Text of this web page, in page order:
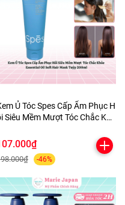
Ủ Tóc Spes Cấp Ẩm Phục H
Siêu Mềm Mượt Tóc Chắc Khỏ
200ml
-46%